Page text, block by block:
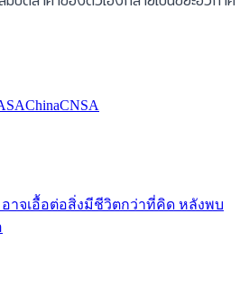
ChinaCNSA
อาจเอื้อต่อสิ่งมีชีวิตกว่าที่คิด หลังพบ